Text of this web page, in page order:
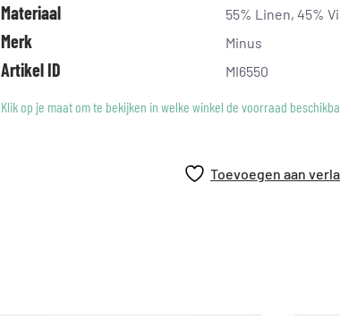
Materiaal 55% Linen, 45%
Merk Minus
Artikel ID MI6550
Klik op je maat om te bekijken in welke winkel de voorraad
Toevoegen aan